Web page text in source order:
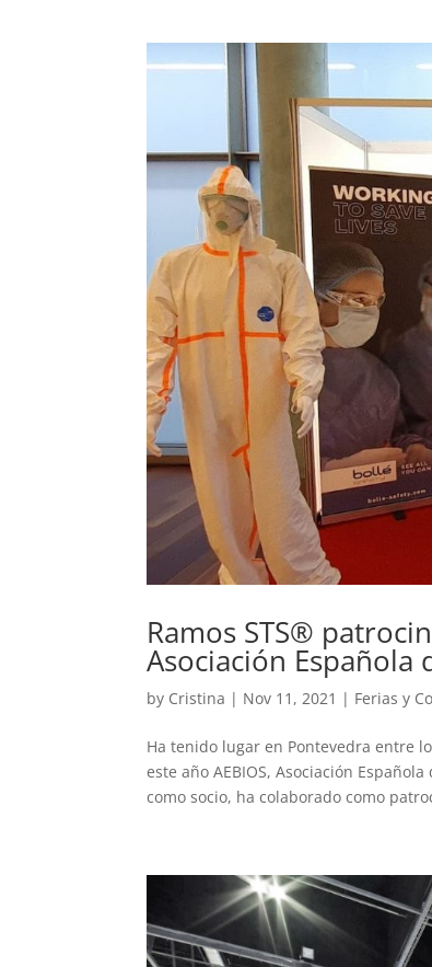
Ramos STS®
Asociación Española
by Cristina | Nov 11, 2021 | Ferias y
Ha tenido lugar en Pontevedra entre
este año AEBIOS, Asociación
como socio, ha colaborado como